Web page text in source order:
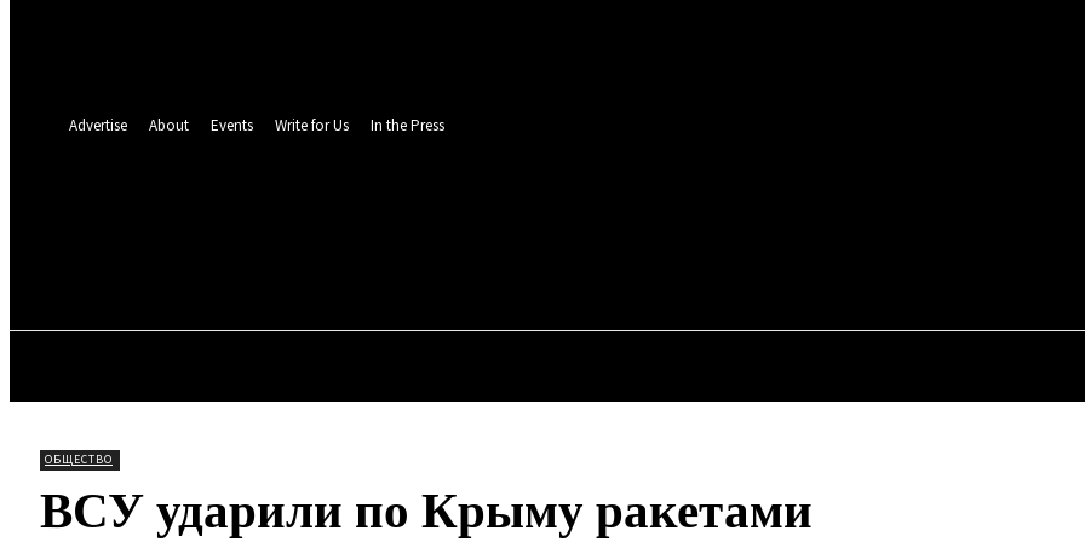
Advertise
About Events Write for Us In the Press
ОБЩЕСТВО
ВСУ ударили по Крыму ракетами